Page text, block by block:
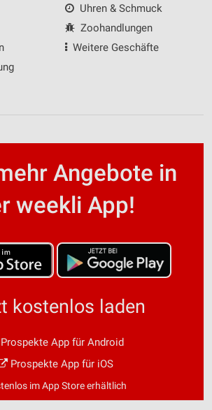
Uhren & Schmuck
Zoohandlungen
Weitere Geschäfte
Angebote in
weekli App!
kostenlos laden
App für Android
Prospekte App für iOS
im App Store erhältlich